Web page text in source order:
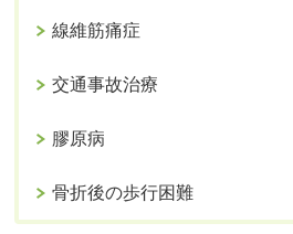
線維筋痛症
交通事故治療
膠原病
骨折後の歩行困難